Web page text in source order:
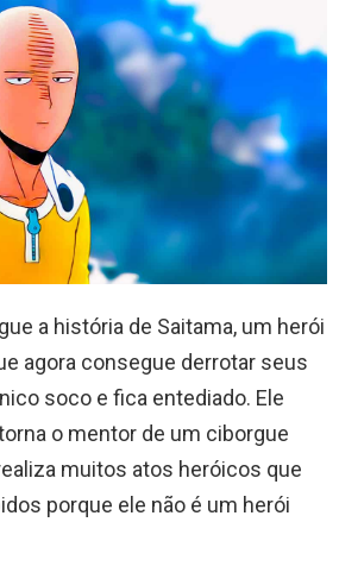
a história de Saitama, um herói
agora consegue derrotar seus
soco e fica entediado. Ele
o mentor de um ciborgue
muitos atos heróicos que
porque ele não é um herói